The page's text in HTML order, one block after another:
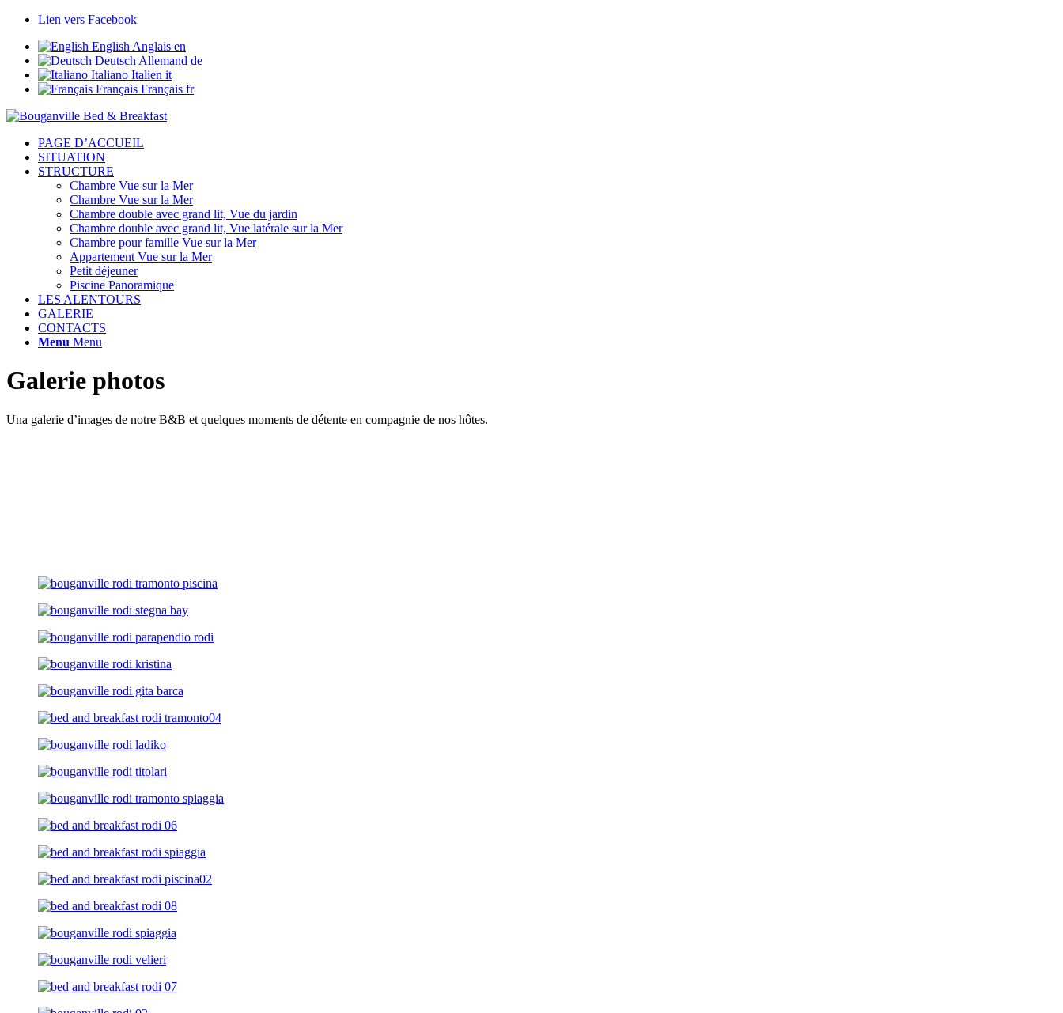
Lien vers Facebook
English Anglais en
Deutsch Allemand de
Italiano Italien it
Français Français fr
PAGE D’ACCUEIL
SITUATION
STRUCTURE
Chambre Vue sur la Mer
Chambre Vue sur la Mer
Chambre double avec grand lit, Vue du jardin
Chambre double avec grand lit, Vue latérale sur la Mer
Chambre pour famille Vue sur la Mer
Appartement Vue sur la Mer
Petit déjeuner
Piscine Panoramique
LES ALENTOURS
GALERIE
CONTACTS
Menu Menu
Galerie photos
Una galerie d’images de notre B&B et quelques moments de détente en compagnie de nos hôtes.